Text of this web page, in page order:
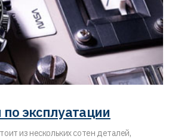
эксплуатации
из нескольких сотен деталей,